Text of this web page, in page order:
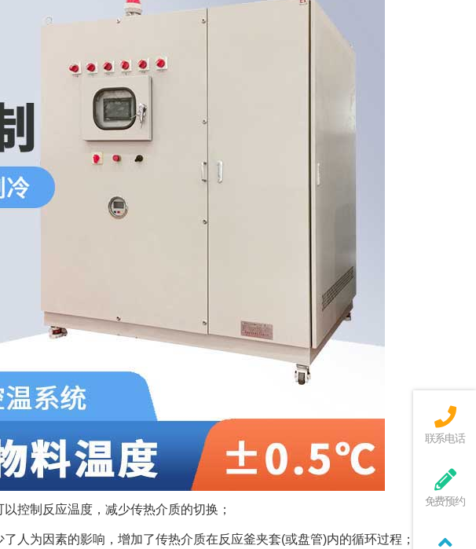
控制反应温度，减少传热介质的切换；
人为因素的影响，增加了传热介质在反应釜夹套(或盘管)内的循环过程；
联系电话
免费预约